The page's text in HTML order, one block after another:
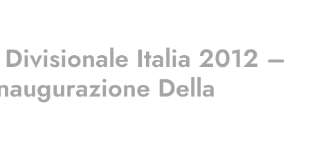
Italia 2012 –
Della